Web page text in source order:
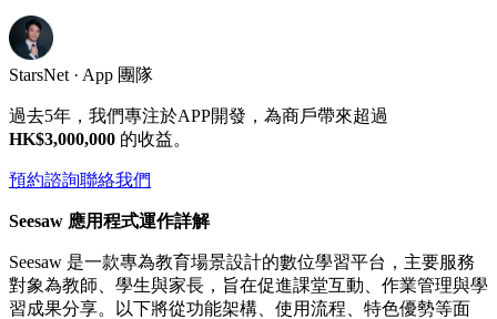
StarsNet · App 團隊
過去5年，我們專注於APP開發，為商戶帶來超過
HK$3,000,000 的收益。
預約諮詢聯絡我們
Seesaw 應用程式運作詳解
Seesaw 是一款專為教育場景設計的數位學習平台，主要服務
對象為教師、學生與家長，旨在促進課堂互動、作業管理與學
習成果分享。以下將從功能架構、使用流程、特色優勢等面